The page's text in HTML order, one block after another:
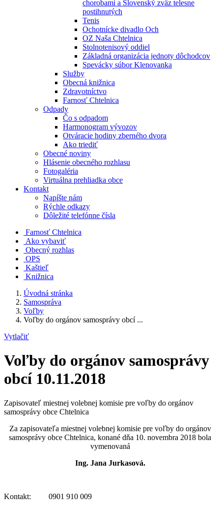
chorobami a Slovenský zväz telesne
postihnutých
Tenis
Ochotnícke divadlo Och
OZ Naša Chtelnica
Stolnotenisový oddiel
Základná organizácia jednoty dôchodcov
Spevácky súbor Klenovanka
Služby
Obecná knižnica
Zdravotníctvo
Farnosť Chtelnica
Odpady
Čo s odpadom
Harmonogram vývozov
Otváracie hodiny zberného dvora
Ako triediť
Obecné noviny
Hlásenie obecného rozhlasu
Fotogaléria
Virtuálna prehliadka obce
Kontakt
Napíšte nám
Rýchle odkazy
Dôležité telefónne čísla
Farnosť Chtelnica
Ako vybaviť
Obecný rozhlas
OPS
Kaštieľ
Knižnica
Úvodná stránka
Samospráva
Voľby
Voľby do orgánov samosprávy obcí ...
Vytlačiť
Voľby do orgánov samosprávy
obcí 10.11.2018
Zapisovateľ miestnej volebnej komisie pre voľby do orgánov
samosprávy obce Chtelnica
Za zapisovateľa miestnej volebnej komisie pre voľby do orgánov
samosprávy obce Chtelnica, konané dňa 10. novembra 2018 bola
vymenovaná
Ing. Jana Jurkasová.
Kontakt: 0901 910 009